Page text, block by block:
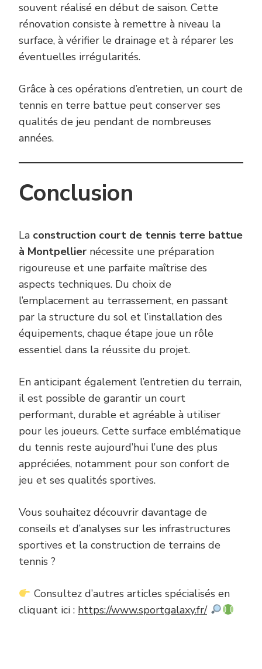
souvent réalisé en début de saison. Cette
rénovation consiste à remettre à niveau la
surface, à vérifier le drainage et à réparer les
éventuelles irrégularités.
Grâce à ces opérations d’entretien, un court de
tennis en terre battue peut conserver ses
qualités de jeu pendant de nombreuses
années.
Conclusion
La construction court de tennis terre battue
à Montpellier nécessite une préparation
rigoureuse et une parfaite maîtrise des
aspects techniques. Du choix de
l’emplacement au terrassement, en passant
par la structure du sol et l’installation des
équipements, chaque étape joue un rôle
essentiel dans la réussite du projet.
En anticipant également l’entretien du terrain,
il est possible de garantir un court
performant, durable et agréable à utiliser
pour les joueurs. Cette surface emblématique
du tennis reste aujourd’hui l’une des plus
appréciées, notamment pour son confort de
jeu et ses qualités sportives.
Vous souhaitez découvrir davantage de
conseils et d’analyses sur les infrastructures
sportives et la construction de terrains de
tennis ?
Consultez d’autres articles spécialisés en
cliquant ici : https://www.sportgalaxy.fr/